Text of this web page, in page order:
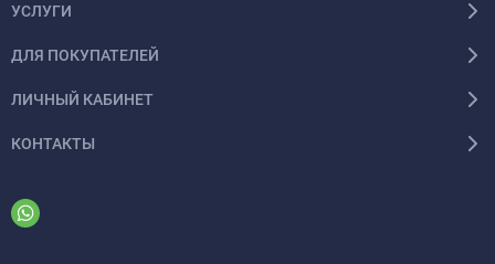
УСЛУГИ
ДЛЯ ПОКУПАТЕЛЕЙ
ЛИЧНЫЙ КАБИНЕТ
КОНТАКТЫ